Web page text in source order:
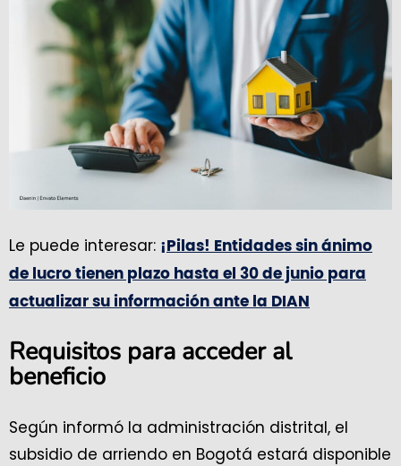
Le puede interesar: ¡Pilas! Entidades sin ánimo
de lucro tienen plazo hasta el 30 de junio para
actualizar su información ante la DIAN
Requisitos para acceder al
beneficio
Según informó la administración distrital, el
subsidio de arriendo en Bogotá estará disponible